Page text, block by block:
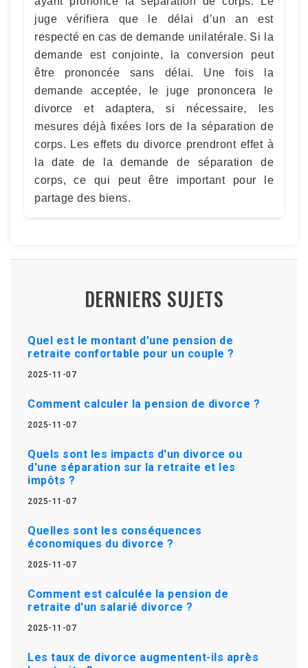
juge vérifiera que le délai d’un an est
respecté en cas de demande unilatérale. Si la
demande est conjointe, la conversion peut
être prononcée sans délai. Une fois la
demande acceptée, le juge prononcera le
divorce et adaptera, si nécessaire, les
mesures déjà fixées lors de la séparation de
corps. Les effets du divorce prendront effet à
la date de la demande de séparation de
corps, ce qui peut être important pour le
partage des biens.
DERNIERS SUJETS
Quel est le montant d'une pension de
retraite confortable pour un couple ?
2025-11-07
Comment calculer la pension de divorce ?
2025-11-07
Quels sont les impacts d'un divorce ou
d'une séparation sur la retraite et les
impôts ?
2025-11-07
Quelles sont les conséquences
économiques du divorce ?
2025-11-07
Comment est calculée la pension de
retraite d'un salarié divorce ?
2025-11-07
Les taux de divorce augmentent-ils après